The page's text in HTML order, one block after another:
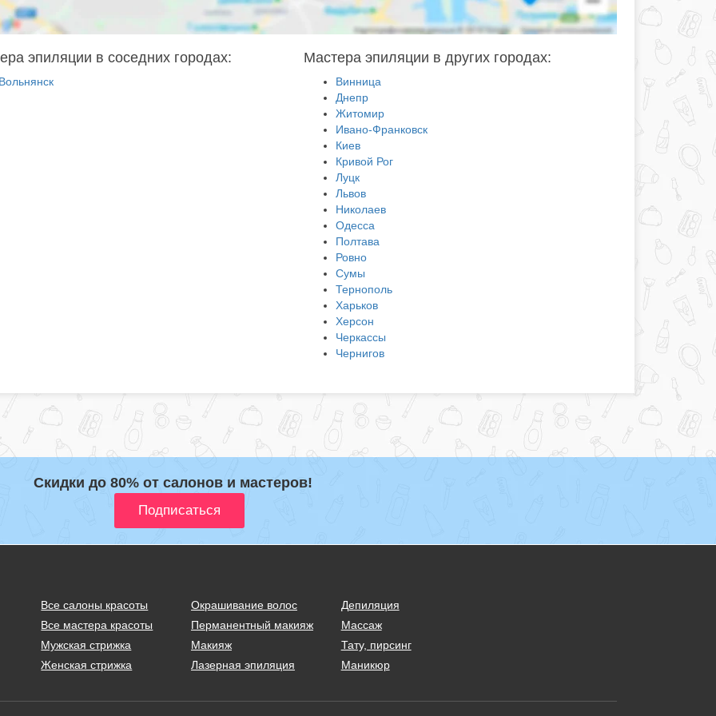
эпиляции в соседних городах: Мастера эпиляции в других городах:
Винница
Днепр
Житомир
Ивано-Франковск
Киев
Кривой Рог
Луцк
Львов
Николаев
Одесса
Полтава
Ровно
Сумы
Тернополь
Харьков
Херсон
Черкассы
Чернигов
Скидки до 80% от салонов и мастеров!
Все салоны красоты
Все мастера красоты
Мужская стрижка
Женская стрижка
Окрашивание волос
Перманентный макияж
Макияж
Лазерная эпиляция
Депиляция
Массаж
Тату, пирсинг
Маникюр